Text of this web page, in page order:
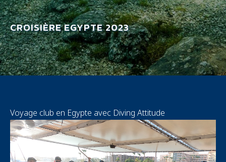
CROISIÈRE EGYPTE 2023
Voyage club en Egypte avec Diving Attitude